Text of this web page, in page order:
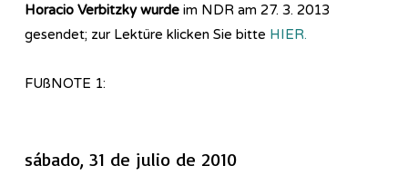
Horacio Verbitzky wurde im NDR am 27. 3. 2013
gesendet; zur Lektüre klicken Sie bitte HIER.
FUßNOTE 1:
sábado, 31 de julio de 2010